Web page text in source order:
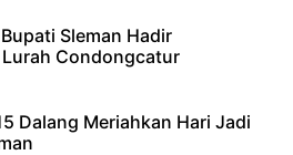
Sleman Hadir
Condongcatur
Dalang Meriahkan Hari Jadi